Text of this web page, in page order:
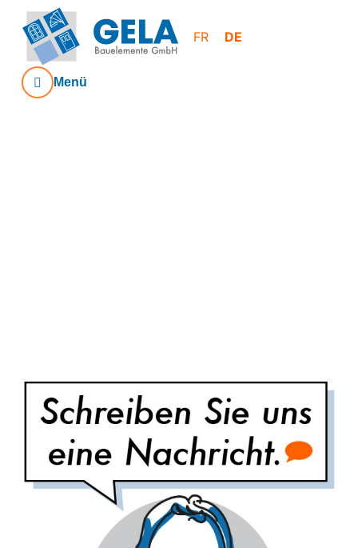
FR DE
Menü